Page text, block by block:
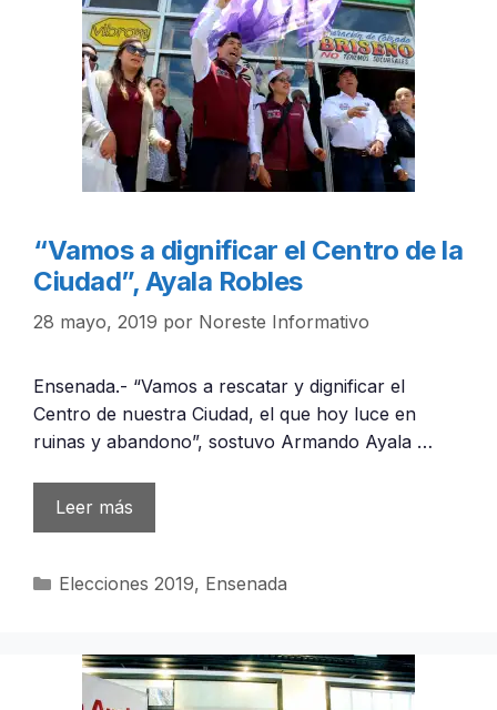
“Vamos a dignificar el Centro de la
Ciudad”, Ayala Robles
28 mayo, 2019 por Noreste Informativo
Ensenada.- “Vamos a rescatar y dignificar el
Centro de nuestra Ciudad, el que hoy luce en
ruinas y abandono”, sostuvo Armando Ayala …
Leer más
Categorías
Elecciones 2019, Ensenada